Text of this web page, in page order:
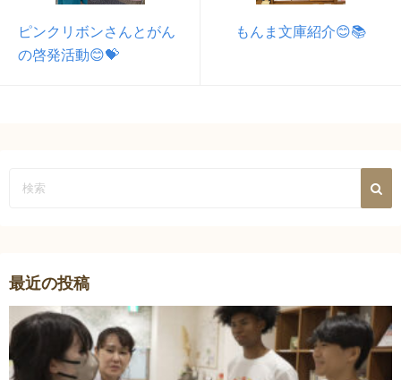
ピンクリボンさんとがん
の啓発活動😊💝
もんま文庫紹介😊📚
最近の投稿